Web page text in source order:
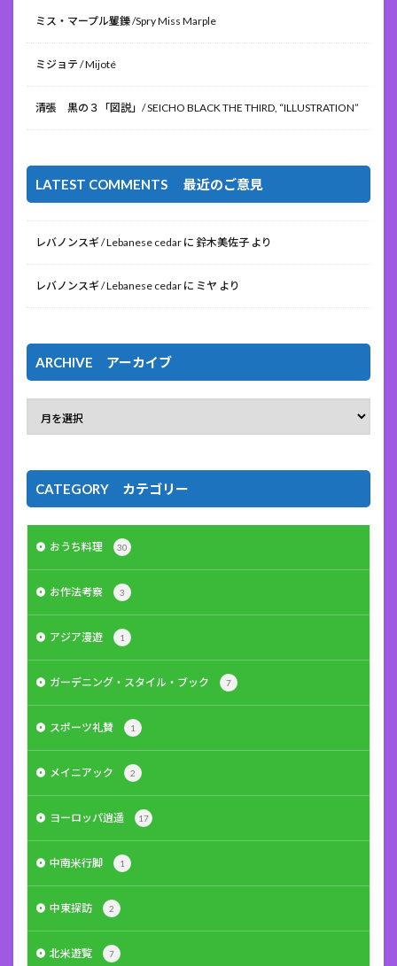
ミス・マープル矍鑠 /Spry Miss Marple
ミジョテ / Mijoté
清張 黒の３「図説」/ SEICHO BLACK THE THIRD, “ILLUSTRATION”
LATEST COMMENTS 最近のご意見
レバノンスギ / Lebanese cedar に 鈴木美佐子 より
レバノンスギ / Lebanese cedar に ミヤ より
ARCHIVE アーカイブ
CATEGORY カテゴリー
おうち料理 30
お作法考察 3
アジア漫遊 1
ガーデニング・スタイル・ブック 7
スポーツ礼賛 1
メイニアック 2
ヨーロッパ逍遥 17
中南米行脚 1
中東探訪 2
北米遊覧 7